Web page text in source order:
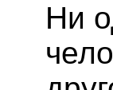
Ни